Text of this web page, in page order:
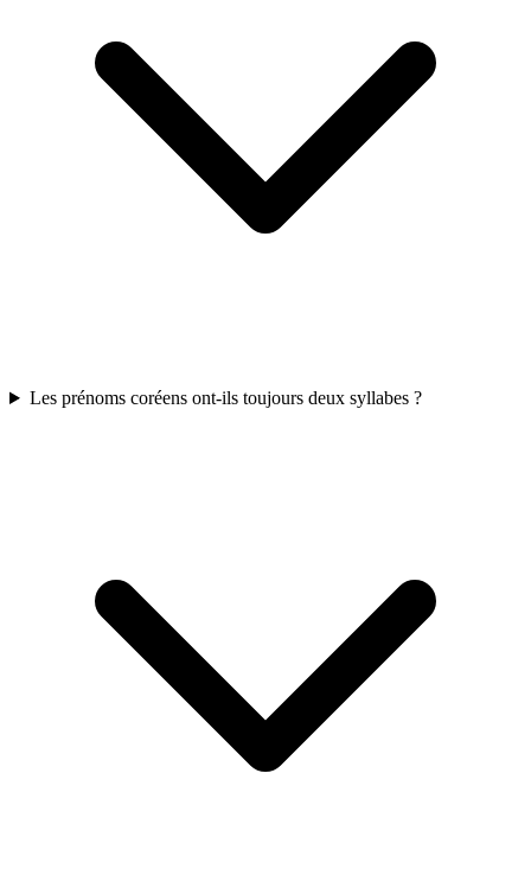
Les prénoms coréens ont-ils toujours deux syllabes ?